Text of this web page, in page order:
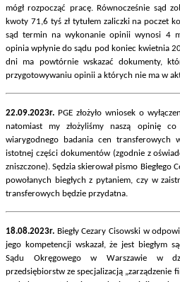
mógł rozpocząć pracę. Równocześnie sąd
kwoty 71,6 tyś zł tytułem zaliczki na poczet
sąd termin na wykonanie opinii wynosi 4
opinia wpłynie do sądu pod koniec kwietnia
dni ma powtórnie wskazać dokumenty,
przygotowywaniu opinii a których nie ma w
22.09.2023r. PGE złożyło wniosek o
natomiast my złożyliśmy naszą opinię
wiarygodnego badania cen
istotnej części dokumentów (zgodnie z
zniszczone). Sędzia skierował pismo Biegłego
powołanych biegłych z pytaniem, czy w
transferowych będzie przydatna.
18.08.2023r. Biegły Cezary Cisowski w
jego kompetencji wskazał, że jest biegłym
Sądu Okręgowego w Warszawie w
przedsiębiorstw ze specjalizacją „zarządzenie